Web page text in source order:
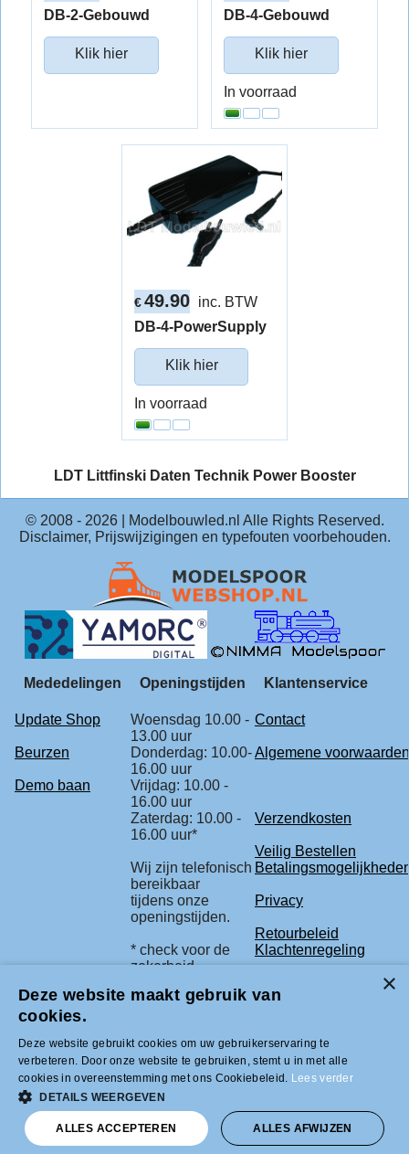
DB-2-Gebouwd
Klik hier
DB-4-Gebouwd
Klik hier
In voorraad
€ 49.90
inc. BTW
DB-4-PowerSupply
Klik hier
In voorraad
LDT Littfinski Daten Technik Power Booster
© 2008 - 2026| Modelbouwled.nl Alle Rights Reserved.
Disclaimer, Prijswijzigingen en typefouten voorbehouden.
Mededelingen Openingstijden Klantenservice
Update Shop
Woensdag 10.00 -
13.00 uur
Contact
Beurzen
Donderdag: 10.00-
16.00 uur
Algemene voorwaarden
Demo baan
Vrijdag: 10.00 -
16.00 uur
Zaterdag: 10.00 -
16.00 uur*
Verzendkosten
Veilig Bestellen
Wij zijn telefonisch
bereikbaar
tijdens onze
openingstijden.
Privacy
Retourbeleid
* check voor de
zekerheid
Klachtenregeling
agenda.
Tel +31 (0)33-2996333 |
info@modelbouwled.nl | BTW nummer
NL001954275B26 | KVK nummer
31043946 | IBAN nummer NL59INGB
0007617629
Deze website maakt gebruik van
cookies.
Deze website gebruikt cookies om uw gebruikerservaring te
verbeteren. Door onze website te gebruiken, stemt u in met alle
cookies in overeenstemming met ons Cookiebeleid. Lees verder
DETAILS WEERGEVEN
ALLES ACCEPTEREN ALLES AFWIJZEN